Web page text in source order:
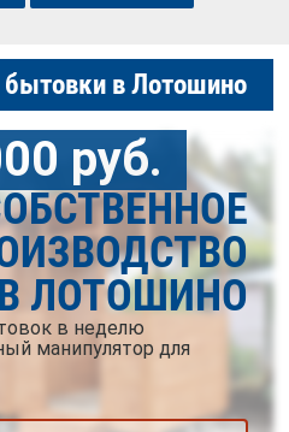
в Лотошино
руб.
ЛОТОШИНО
в неделю
манипулятор для